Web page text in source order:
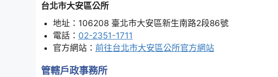
台北市大安區公所
地址：106208 臺北市大安區新生南路2段86號
電話： 02-2351-1711
官方網站： 前往台北市大安區公所官方網站
管轄戶政事務所